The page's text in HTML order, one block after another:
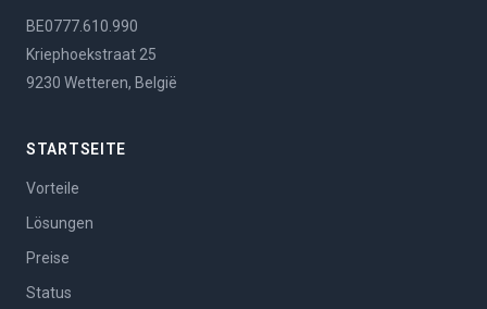
BE0777.610.990
Kriephoekstraat 25
9230 Wetteren, België
STARTSEITE
Vorteile
Lösungen
Preise
Status